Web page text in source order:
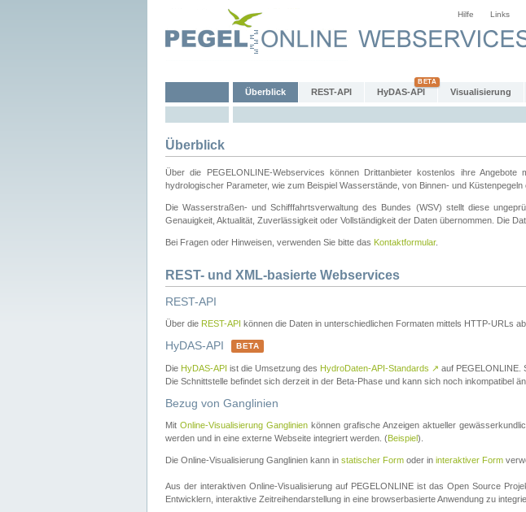
Hilfe Links
Überblick REST-API HyDAS-API Visualisierung
Überblick
Über die PEGELONLINE-Webservices können Drittanbieter kostenlos ihre
hydrologischer Parameter, wie zum Beispiel Wasserstände, von Binnen- und
Die Wasserstraßen- und Schifffahrtsverwaltung des Bundes (WSV) stellt diese
Genauigkeit, Aktualität, Zuverlässigkeit oder Vollständigkeit der Daten übernommen. Die
Bei Fragen oder Hinweisen, verwenden Sie bitte das Kontaktformular.
REST- und XML-basierte Webservices
REST-API
Über die REST-API können die Daten in unterschiedlichen Formaten mittels HTTP-URLs
HyDAS-API BETA
Die HyDAS-API ist die Umsetzung des HydroDaten-API-Standards ↗ auf PEGELONLINE.
Die Schnittstelle befindet sich derzeit in der Beta-Phase und kann sich noch inkompatibel
Bezug von Ganglinien
MitOnline-Visualisierung Ganglinien können grafische Anzeigen aktueller
werden und in eine externe Webseite integriert werden. (Beispiel).
Die Online-Visualisierung Ganglinien kann in statischer Form oder in interaktiver Form
Aus der interaktiven Online-Visualisierung auf PEGELONLINE ist das Open Source
Entwicklern, interaktive Zeitreihendarstellung in eine browserbasierte Anwendung zu